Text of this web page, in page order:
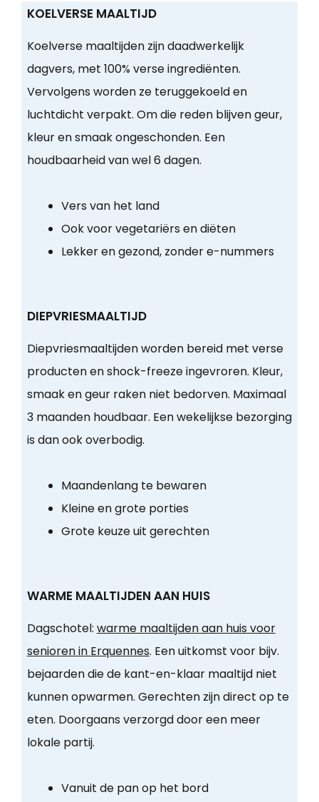
KOELVERSE MAALTIJD
Koelverse maaltijden zijn daadwerkelijk
dagvers, met 100% verse ingrediënten.
Vervolgens worden ze teruggekoeld en
luchtdicht verpakt. Om die reden blijven geur,
kleur en smaak ongeschonden. Een
houdbaarheid van wel 6 dagen.
Vers van het land
Ook voor vegetariërs en diëten
Lekker en gezond, zonder e-nummers
DIEPVRIESMAALTIJD
Diepvriesmaaltijden worden bereid met verse
producten en shock-freeze ingevroren. Kleur,
smaak en geur raken niet bedorven. Maximaal
3 maanden houdbaar. Een wekelijkse bezorging
is dan ook overbodig.
Maandenlang te bewaren
Kleine en grote porties
Grote keuze uit gerechten
WARME MAALTIJDEN AAN HUIS
Dagschotel: warme maaltijden aan huis voor
senioren in Erquennes. Een uitkomst voor bijv.
bejaarden die de kant-en-klaar maaltijd niet
kunnen opwarmen. Gerechten zijn direct op te
eten. Doorgaans verzorgd door een meer
lokale partij.
Vanuit de pan op het bord